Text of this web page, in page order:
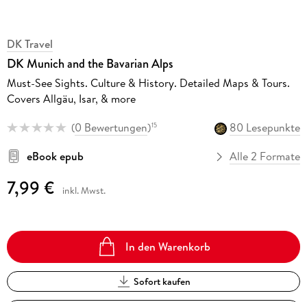
DK Travel
DK Munich and the Bavarian Alps
Must-See Sights. Culture & History. Detailed Maps & Tours.
Covers Allgäu, Isar, & more
(0 Bewertungen)15
80 Lesepunkte
eBook epub
Alle 2 Formate
7,99 € inkl. Mwst.
In den Warenkorb
Sofort kaufen